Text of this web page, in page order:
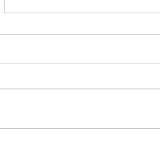
Pruebas Institucionales